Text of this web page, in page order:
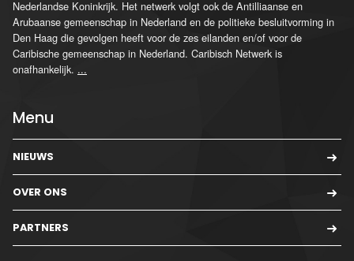
Nederlandse Koninkrijk. Het netwerk volgt ook de Antilliaanse en
Arubaanse gemeenschap in Nederland en de politieke besluitvorming in
Den Haag die gevolgen heeft voor de zes eilanden en/of voor de
Caribische gemeenschap in Nederland. Caribisch Netwerk is
onafhankelijk. ...
Menu
NIEUWS
OVER ONS
PARTNERS